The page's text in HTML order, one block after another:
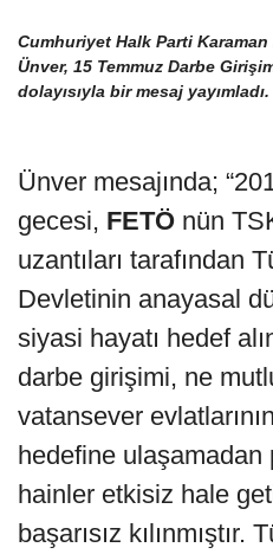
Cumhuriyet Halk Parti
Ünver, 15 Temmuz Darbe
dolayısıyla bir mesaj yayımladı.
Ünver mesajında;
gecesi, FETÖ nün
uzantıları tarafından
Devletinin anayasal
siyasi hayatı hedef
darbe girişimi, ne
vatansever
hedefine ulaşamadan
hainler etkisiz hale
başarısız